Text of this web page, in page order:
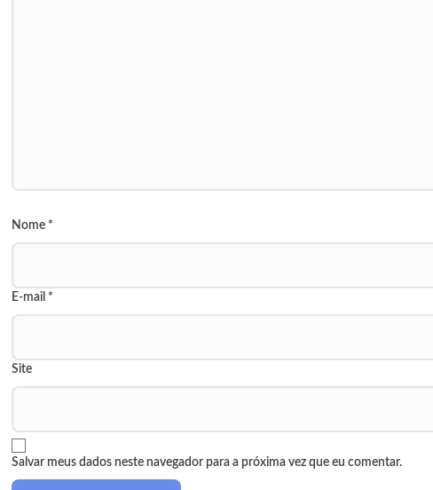
Nome *
E-mail *
Site
Salvar meus dados neste navegador para a próxima vez que eu comentar.